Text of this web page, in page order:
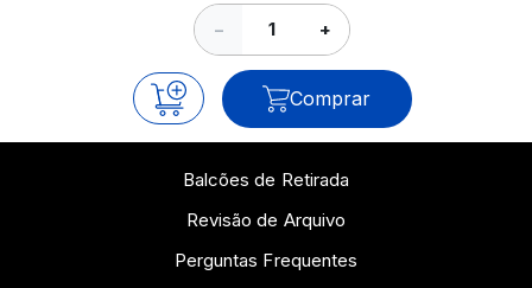
− +
Comprar
Balcões de Retirada
Revisão de Arquivo
Perguntas Frequentes